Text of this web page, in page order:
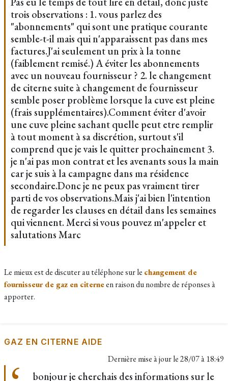
trois observations : 1. vous parlez des
"abonnements" qui sont une pratique courante
semble-t-il mais qui n'apparaissent pas dans mes
factures.J'ai seulement un prix à la tonne
(faiblement remisé.) A éviter les abonnements
avec un nouveau fournisseur ? 2. le changement
de citerne suite à changement de fournisseur
semble poser problème lorsque la cuve est pleine
(frais supplémentaires).Comment éviter d'avoir
une cuve pleine sachant quelle peut etre remplir
à tout moment à sa discrétion, surtout s'il
comprend que je vais le quitter prochainement 3.
je n'ai pas mon contrat et les avenants sous la main
car je suis à la campagne dans ma résidence
secondaire.Donc je ne peux pas vraiment tirer
parti de vos observations.Mais j'ai bien l'intention
de regarder les clauses en détail dans les semaines
qui viennent. Merci si vous pouvez m'appeler et
salutations Marc
Le mieux est de discuter au téléphone sur le changement de
fournisseur de gaz en citerneen raison du nombre de réponses à
apporter.
GAZ EN CITERNE AIDE
Dernière mise à jour le28/07 à 18:49
bonjour je cherchais des informations sur le